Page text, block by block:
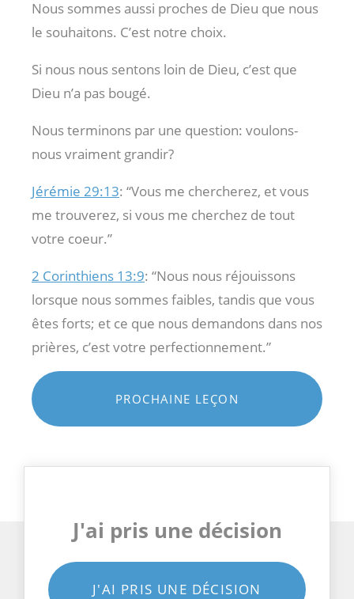
Nous sommes aussi proches de Dieu que nous
le souhaitons. C’est notre choix.
Si nous nous sentons loin de Dieu, c’est que
Dieu n’a pas bougé.
Nous terminons par une question: voulons-
nous vraiment grandir?
Jérémie 29:13: “Vous me chercherez, et vous
me trouverez, si vous me cherchez de tout
votre coeur.”
2 Corinthiens 13:9: “Nous nous réjouissons
lorsque nous sommes faibles, tandis que vous
êtes forts; et ce que nous demandons dans nos
prières, c’est votre perfectionnement.”
PROCHAINE LEÇON
J'ai pris une décision
J'AI PRIS UNE DÉCISION